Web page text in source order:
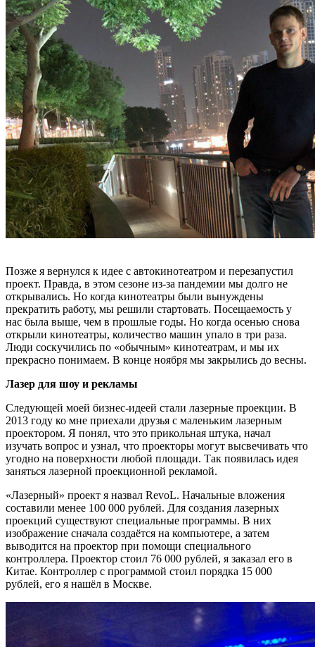
Позже я вернулся к идее с автокинотеатром и перезапустил
проект. Правда, в этом сезоне из-за пандемии мы долго не
открывались. Но когда кинотеатры были вынуждены
прекратить работу, мы решили стартовать. Посещаемость у
нас была выше, чем в прошлые годы. Но когда осенью снова
открыли кинотеатры, количество машин упало в три раза.
Люди соскучились по «обычным» кинотеатрам, и мы их
прекрасно понимаем. В конце ноября мы закрылись до весны.
Лазер для шоу и рекламы
Следующей моей бизнес-идеей стали лазерные проекции. В
2013 году ко мне приехали друзья с маленьким лазерным
проектором. Я понял, что это прикольная штука, начал
изучать вопрос и узнал, что проекторы могут высвечивать что
угодно на поверхности любой площади. Так появилась идея
заняться лазерной проекционной рекламой.
«Лазерный» проект я назвал RevoL. Начальные вложения
составили менее 100 000 рублей. Для создания лазерных
проекций существуют специальные программы. В них
изображение сначала создаётся на компьютере, а затем
выводится на проектор при помощи специального
контроллера. Проектор стоил 76 000 рублей, я заказал его в
Китае. Контроллер с программой стоил порядка 15 000
рублей, его я нашёл в Москве.